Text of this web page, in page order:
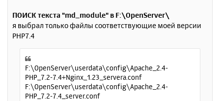
ПОИСК текста "md_module" в F:\OpenServer\
я выбрал только файлы соответствующие моей версии
PHP7.4
F:\OpenServer\userdata\config\Apache_2.4-
PHP_7.2-7.4+Nginx_1.23_servera.conf
F:\OpenServer\userdata\config\Apache_2.4-
PHP_7.2-7.4_server.conf